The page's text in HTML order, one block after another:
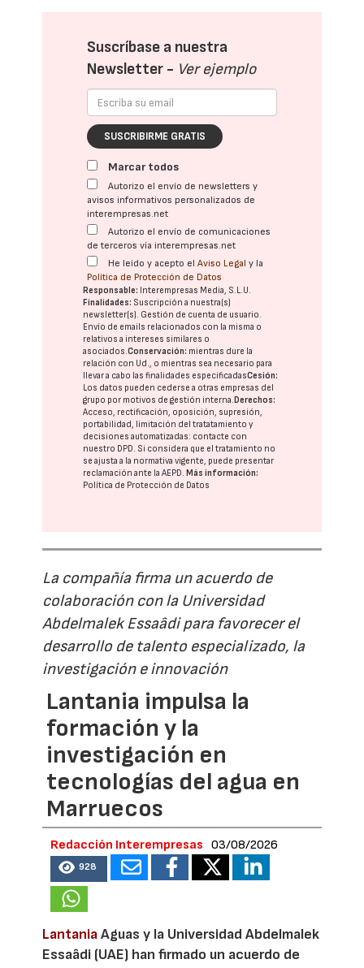
Suscríbase a nuestra
Newsletter - Ver ejemplo
SUSCRIBIRME GRATIS
Marcar todos
Autorizo el envío de newsletters y
avisos informativos personalizados de
interempresas.net
Autorizo el envío de comunicaciones
de terceros vía interempresas.net
He leído y acepto elAviso Legal y la
Política de Protección de Datos
Responsable: Interempresas Media, S.L.U.
Finalidades: Suscripción a nuestra(s)
newsletter(s). Gestión de cuenta de usuario.
Envío de emails relacionados con la misma o
relativos a intereses similares o
asociados.Conservación: mientras dure la
relación con Ud., o mientras sea necesario para
llevar a cabo las finalidades especificadasCesión:
Los datos pueden cederse a otras empresas del
grupo por motivos de gestión interna. Derechos:
Acceso, rectificación, oposición, supresión,
portabilidad, limitación del tratatamiento y
decisiones automatizadas: contacte con
nuestro DPD. Si considera que el tratamiento no
se ajusta a la normativa vigente, puede presentar
reclamación ante laAEPD. Más información:
Política de Protección de Datos
La compañía firma un acuerdo de
colaboración con la Universidad
Abdelmalek Essaâdi para favorecer el
desarrollo de talento especializado, la
investigación e innovación
Lantania impulsa la
formación y la
investigación en
tecnologías del agua en
Marruecos
Redacción Interempresas 03/08/2026
928
LantaniaAguas y la Universidad Abdelmalek
Essaâdi (UAE) han firmado un acuerdo de